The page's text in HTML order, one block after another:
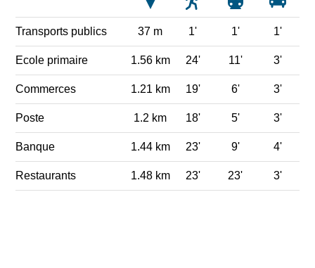
Transports publics 37 m 1' 1' 1'
Ecole primaire 1.56 km 24' 11' 3'
Commerces 1.21 km 19' 6' 3'
Poste 1.2 km 18' 5' 3'
Banque 1.44 km 23' 9' 4'
Restaurants 1.48 km 23' 23' 3'